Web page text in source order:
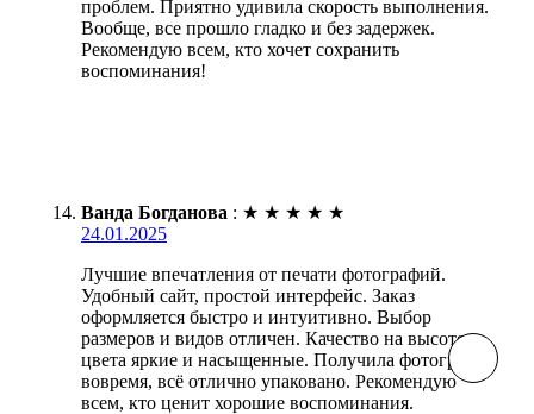
проблем. Приятно удивила скорость выполнения.
Вообще, все прошло гладко и без задержек.
Рекомендую всем, кто хочет сохранить
воспоминания!
Ванда Богданова : ★ ★ ★ ★ ★
24.01.2025
Лучшие впечатления от печати фотографий.
Удобный сайт, простой интерфейс. Заказ
оформляется быстро и интуитивно. Выбор
размеров и видов отличен. Качество на высоте,
цвета яркие и насыщенные. Получила фотографии
вовремя, всё отлично упаковано. Рекомендую
всем, кто ценит хорошие воспоминания.